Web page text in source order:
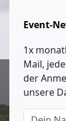
Event-
1x
Mail,
der
unsere